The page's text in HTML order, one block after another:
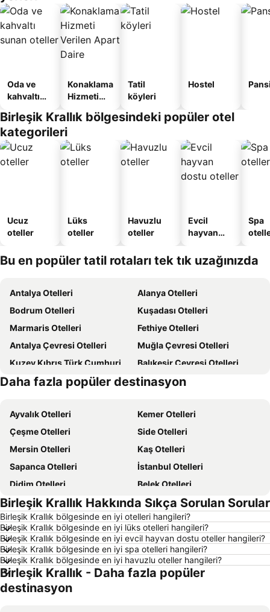
Oda ve
kahvaltı
oteller
Konaklama
Hizmeti
Apart
Tatil
köyleri
Hostel
Birleşik Krallık bölgesindeki popüler otel
kategorileri
Ucuz
oteller
Lüks
oteller
Havuzlu
oteller
Evcil
hayvan
oteller
Spa
Bu en popüler tatil rotaları tek tık uzağınızda
Antalya Otelleri
Alanya Otelleri
Bodrum Otelleri
Kuşadası Otelleri
Marmaris Otelleri
Fethiye Otelleri
Antalya Çevresi Otelleri
Muğla Çevresi Otelleri
Kuzey Kıbrıs Türk Cumhuriyeti Otelleri
Balıkesir Çevresi Otelleri
Kıbrıs Otelleri
Ege Sahilleri Otelleri
Daha fazla popüler destinasyon
Ayvalık Otelleri
Kemer Otelleri
Çeşme Otelleri
Side Otelleri
Mersin Otelleri
Kaş Otelleri
Sapanca Otelleri
İstanbul Otelleri
Didim Otelleri
Belek Otelleri
Alaçatı Otelleri
Datça Otelleri
İzmir Otelleri
Ankara Otelleri
Bozcaada Otelleri
Çanakkale Otelleri
Erdek Otelleri
Manavgat Otelleri
Ölüdeniz Otelleri
Türkiye Otelleri
Kapadokya Otelleri
Birleşik Krallık Hakkında Sıkça Sorulan Sorular
Birleşik Krallık bölgesinde en iyi otelleri hangileri?
Birleşik Krallık bölgesinde en iyi lüks otelleri hangileri?
Birleşik Krallık bölgesinde en iyi evcil hayvan dostu oteller hangileri?
Birleşik Krallık bölgesinde en iyi spa otelleri hangileri?
Birleşik Krallık bölgesinde en iyi havuzlu oteller hangileri?
Birleşik Krallık - Daha fazla popüler
destinasyon